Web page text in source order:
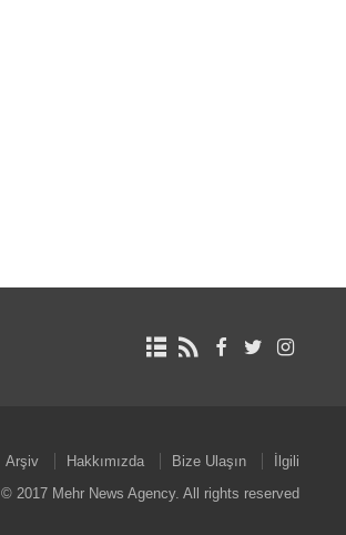
Arşiv Hakkımızda Bize Ulaşın
İlgili
© 2017 Mehr News Agency. All rights reserved